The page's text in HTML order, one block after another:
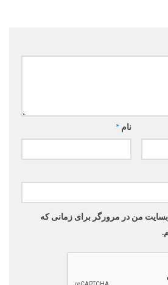
نام *
من در مرورگر برای زمانی که